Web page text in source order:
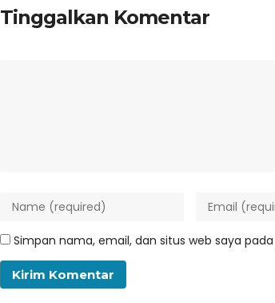
Tinggalkan Komentar
Simpan nama, email, dan situs web saya